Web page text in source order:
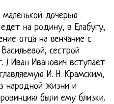
дочерью
на родину, в Елабугу,
отца на венчание с
сестрой
) Иван Иванович вступает
И. Н. Крамским,
народной жизни и
были ему близки.